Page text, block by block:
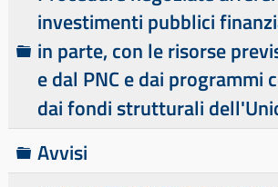
ae
l
a
C
a
t
e
l
investimenti pubblici
in parte, con le risorse
e dal PNC e dai programmi
dai fondi strutturali
C
a
Avvisi